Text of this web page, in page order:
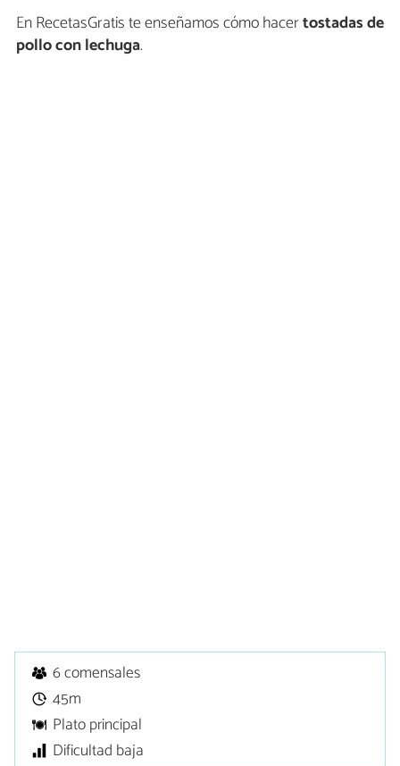
En RecetasGratis te enseñamos cómo hacertostadas de
pollo con lechuga.
6 comensales
45m
Plato principal
Dificultad baja